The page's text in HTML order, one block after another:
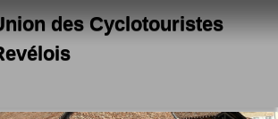
des Cyclotouristes
des cookies